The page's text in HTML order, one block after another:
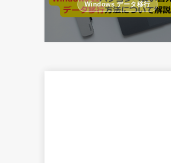
Windows データ移行